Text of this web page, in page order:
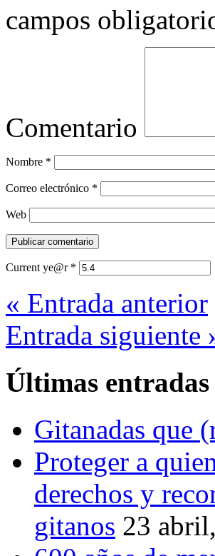
campos
Comentario
Nombre *
Correo electrónico *
Web
Current ye@r *
« Entrada anterior
Entrada siguiente
Últimas entradas
Gitanadas que
Proteger a
derechos y
gitanos 23